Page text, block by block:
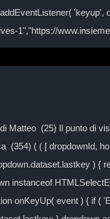
1","https://
Matteo (25) Il punto di
(354) ( ( [ dropdownId,
) {
instanceof
onKeyUp( event ) { if